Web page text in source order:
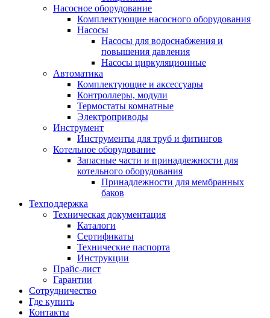
Насосное оборудование
Комплектующие насосного оборудования
Насосы
Насосы для водоснабжения и
повышения давления
Насосы циркуляционные
Автоматика
Комплектующие и аксессуары
Контроллеры, модули
Термостаты комнатные
Электроприводы
Инструмент
Инструменты для труб и фитингов
Котельное оборудование
Запасные части и принадлежности для
котельного оборудования
Принадлежности для мембранных
баков
Техподдержка
Техническая документация
Каталоги
Сертификаты
Технические паспорта
Инструкции
Прайс-лист
Гарантии
Сотрудничество
Где купить
Контакты